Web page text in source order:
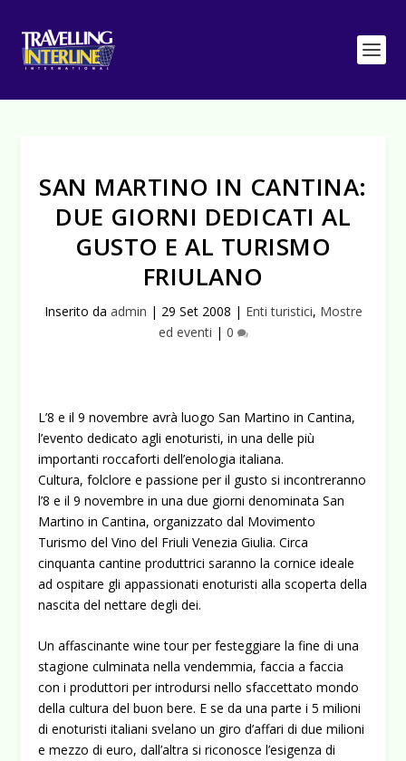
SAN MARTINO IN CANTINA:
DUE GIORNI DEDICATI AL
GUSTO E AL TURISMO
FRIULANO
Inserito da admin | 29 Set 2008 | Enti turistici, Mostre
ed eventi | 0
L’8 e il 9 novembre avrà luogo San Martino in Cantina,
l’evento dedicato agli enoturisti, in una delle più
importanti roccaforti dell’enologia italiana.
Cultura, folclore e passione per il gusto si incontreranno
l’8 e il 9 novembre in una due giorni denominata San
Martino in Cantina, organizzato dal Movimento
Turismo del Vino del Friuli Venezia Giulia. Circa
cinquanta cantine produttrici saranno la cornice ideale
ad ospitare gli appassionati enoturisti alla scoperta della
nascita del nettare degli dei.
Un affascinante wine tour per festeggiare la fine di una
stagione culminata nella vendemmia, faccia a faccia
con i produttori per introdursi nello sfaccettato mondo
della cultura del buon bere. E se da una parte i 5 milioni
di enoturisti italiani svelano un giro d’affari di due milioni
e mezzo di euro, dall’altra si riconosce l’esigenza di